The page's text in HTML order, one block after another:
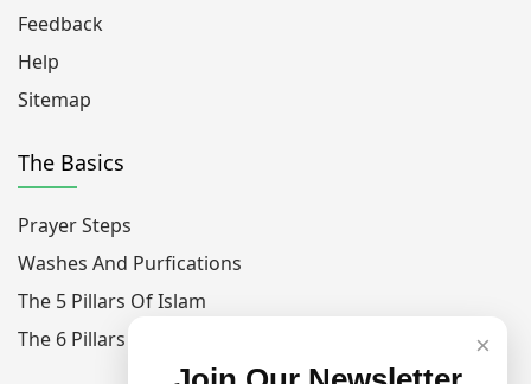
Feedback
Help
Sitemap
The Basics
Prayer Steps
Washes And Purfications
The 5 Pillars Of Islam
The 6 Pillars Of Faith
×